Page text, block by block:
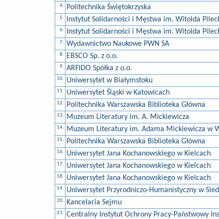
4. Politechnika Świętokrzyska
5. Instytut Solidarności i Męstwa im. Witolda
6. Instytut Solidarności i Męstwa im. Witolda
7. Wydawnictwo Naukowe PWN SA
8. EBSCO Sp. z o.o.
9. ARFIDO Spółka z o.o.
10. Uniwersytet w Białymstoku
11. Uniwersytet Śląski w Katowicach
12. Politechnika Warszawska Biblioteka Główna
13. Muzeum Literatury im. A. Mickiewicza
14. Muzeum Literatury im. Adama Mickiewicza w
15. Politechnika Warszawska Biblioteka Główna
16. Uniwersytet Jana Kochanowskiego w Kielcach
17. Uniwersytet Jana Kochanowskiego w Kielcach
18. Uniwersytet Jana Kochanowskiego w Kielcach
19. Uniwersytet Przyrodniczo-Humanistyczny w
20. Kancelaria Sejmu
21. Centralny Instytut Ochrony Pracy-Państwowy